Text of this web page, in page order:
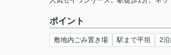
ポイント
敷地内ごみ置き場 駅まで平坦 2